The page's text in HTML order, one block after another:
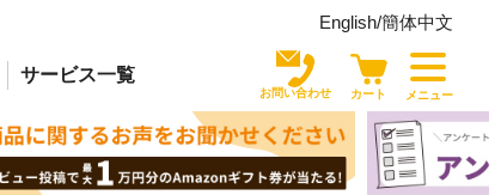
English/簡体中文
サービス一覧
お問い合わせ カート メニュー